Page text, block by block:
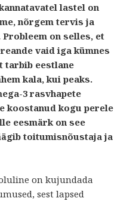
lastel on
nõrgem tervis ja
on selles, et
vaid iga kümnes
tarbib eestlane
kala, kui peaks.
3 rasvhapete
koostanud kogu perele
eesmärk on see
toitumisnõustaja ja
on kujundada
sest lapsed